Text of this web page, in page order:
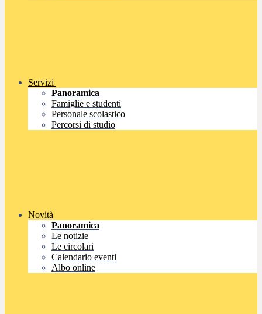
Servizi
Panoramica
Famiglie e studenti
Personale scolastico
Percorsi di studio
Novità
Panoramica
Le notizie
Le circolari
Calendario eventi
Albo online